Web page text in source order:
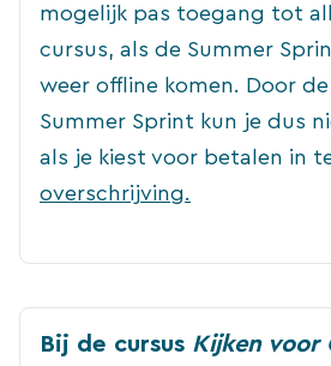
mogelijk pas toegang tot
cursus, als de Summer
weer offline komen. Door
Summer Sprint kun je dus
als je kiest voor betalen in
overschrijving.
Bij de cursus Kijken voor